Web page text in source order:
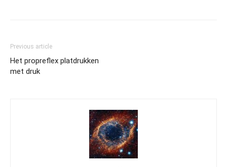
Previous article
Het propreflex platdrukken
met druk